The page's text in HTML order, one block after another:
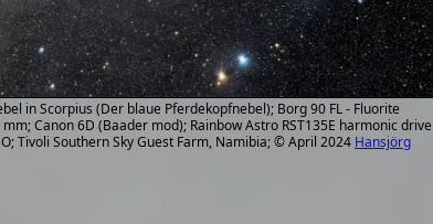
in Scorpius (Der blaue Pferdekopfnebel); Borg 90 FL - Fluorite
Canon 6D (Baader mod); Rainbow Astro RST135E harmonic drive
Tivoli Southern Sky Guest Farm, Namibia; © April 2024 Hansjörg